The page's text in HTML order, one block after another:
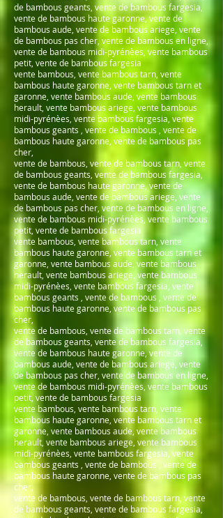
de bambous geants, vente de bambous fargesia,
vente de bambous haute garonne, vente de
bambous aude, vente de bambous ariege, vente
de bambous pas cher, vente de bambous en ligne,
vente de bambous midi-pyrénèes, vente bambous
petit, vente de bambous fargesia
vente bambous, vente bambous tarn, vente
bambous haute garonne, vente bambous tarn et
garonne, vente bambous aude, vente bambous
herault, vente bambous ariege, vente bambous
midi-pyrénèes, vente bambous fargesia, vente
bambous geants , vente de bambous , vente de
bambous haute garonne, vente de bambous pas
cher,
vente de bambous, vente de bambous tarn, vente
de bambous geants, vente de bambous fargesia,
vente de bambous haute garonne, vente de
bambous aude, vente de bambous ariege, vente
de bambous pas cher, vente de bambous en ligne,
vente de bambous midi-pyrénèes, vente bambous
petit, vente de bambous fargesia
vente bambous, vente bambous tarn, vente
bambous haute garonne, vente bambous tarn et
garonne, vente bambous aude, vente bambous
herault, vente bambous ariege, vente bambous
midi-pyrénèes, vente bambous fargesia, vente
bambous geants , vente de bambous , vente de
bambous haute garonne, vente de bambous pas
cher,
vente de bambous, vente de bambous tarn, vente
de bambous geants, vente de bambous fargesia,
vente de bambous haute garonne, vente de
bambous aude, vente de bambous ariege, vente
de bambous pas cher, vente de bambous en ligne,
vente de bambous midi-pyrénèes, vente bambous
petit, vente de bambous fargesia
vente bambous, vente bambous tarn, vente
bambous haute garonne, vente bambous tarn et
garonne, vente bambous aude, vente bambous
herault, vente bambous ariege, vente bambous
midi-pyrénèes, vente bambous fargesia, vente
bambous geants , vente de bambous , vente de
bambous haute garonne, vente de bambous pas
cher,
vente de bambous, vente de bambous tarn, vente
de bambous geants, vente de bambous fargesia,